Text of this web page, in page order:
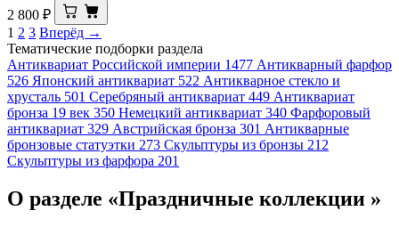
2 800 ₽
1 2 3 Вперёд →
Тематические подборки раздела
Антиквариат Российской империи 1477 Антикварный фарфор
526 Японский антиквариат 522 Антикварное стекло и
хрусталь 501 Серебряный антиквариат 449 Антиквариат
бронза 19 век 350 Немецкий антиквариат 340 Фарфоровый
антиквариат 329 Австрийская бронза 301 Антикварные
бронзовые статуэтки 273 Скульптуры из бронзы 212
Скульптуры из фарфора 201
О разделе «Праздничные коллекции »